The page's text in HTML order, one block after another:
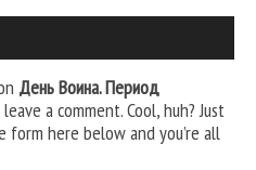
День Воина. Период
a comment. Cool, huh? Just
here below and you’re all